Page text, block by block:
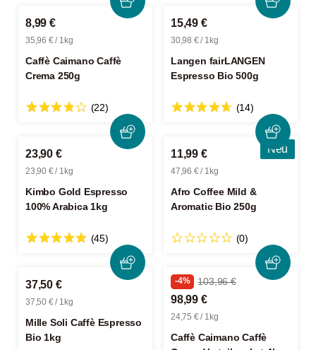
8,99 €
35,96 € / 1kg
Caffè Caimano Caffè
Crema 250g
(22)
15,49 €
30,98 € / 1kg
Langen fairLANGEN
Espresso Bio 500g
(14)
23,90 €
23,90 € / 1kg
Kimbo Gold Espresso
100% Arabica 1kg
(45)
Neu
11,99 €
47,96 € / 1kg
Afro Coffee Mild &
Aromatic Bio 250g
(0)
37,50 €
37,50 € / 1kg
Mille Soli Caffè Espresso
Bio 1kg
-4% 103,96 €
98,99 €
24,75 € / 1kg
Caffè Caimano Caffè